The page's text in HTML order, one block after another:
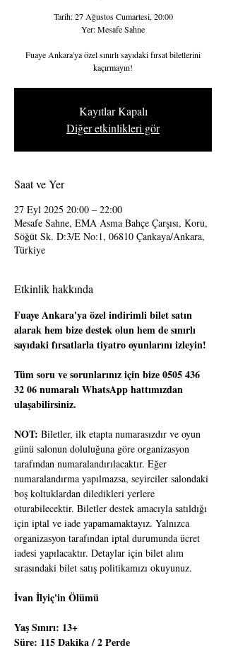
Tarih: 27 Ağustos Cumartesi, 20:00
Yer: Mesafe Sahne
Fuaye Ankara'ya özel sınırlı sayıdaki fırsat biletlerini
kaçırmayın!
Kayıtlar Kapalı
Diğer etkinlikleri gör
Saat ve Yer
27 Eyl 2025 20:00 – 22:00
Mesafe Sahne, EMA Asma Bahçe Çarşısı, Koru,
Söğüt Sk. D:3/E No:1, 06810 Çankaya/Ankara,
Türkiye
Etkinlik hakkında
Fuaye Ankara'ya özel indirimli bilet satın
alarak hem bize destek olun hem de sınırlı
sayıdaki fırsatlarla tiyatro oyunlarını izleyin!
Tüm soru ve sorunlarınız için bize 0505 436
32 06 numaralı WhatsApp hattımızdan
ulaşabilirsiniz.
NOT: Biletler, ilk etapta numarasızdır ve oyun
günü salonun doluluğuna göre organizasyon
tarafından numaralandırılacaktır. Eğer
numaralandırma yapılmazsa, seyirciler salondaki
boş koltuklardan diledikleri yerlere
oturabilecektir. Biletler destek amacıyla satıldığı
için iptal ve iade yapamamaktayız. Yalnızca
organizasyon tarafından iptal durumunda ücret
iadesi yapılacaktır. Detaylar için bilet alım
sırasındaki bilet satış politikamızı okuyunuz.
İvan İlyiç'in Ölümü
Yaş Sınırı: 13+
Süre: 115 Dakika / 2 Perde